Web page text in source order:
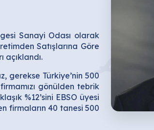
Sanayi Odası olarak
Satışlarına Göre
açıklandı.
gerekse Türkiye’nin 500
gönülden tebrik
%12’sini EBSO üyesi
firmaların 40 tanesi 500